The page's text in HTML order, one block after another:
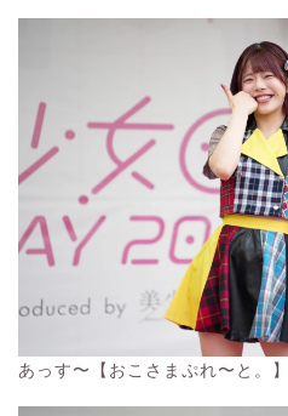
あっす〜【おこさまぷれ〜と。】